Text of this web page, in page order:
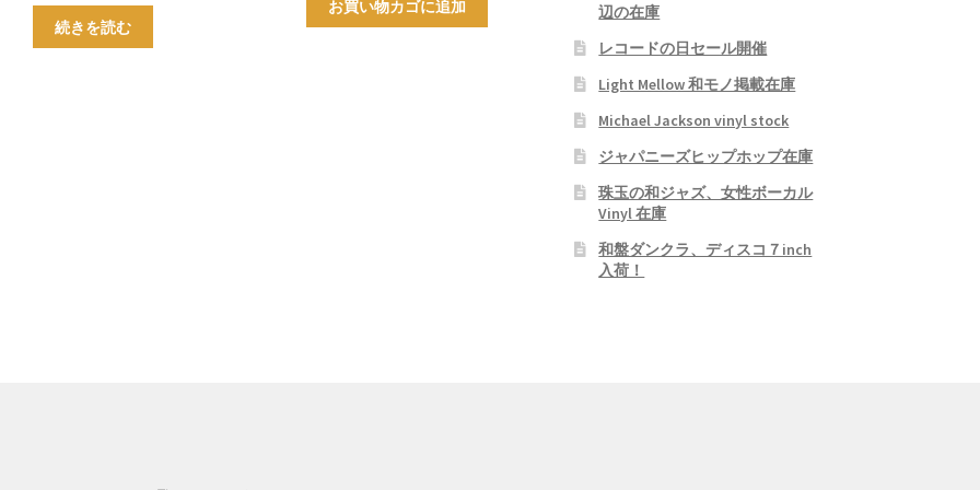
続きを読む
お買い物カゴに追加
辺の在庫
レコードの日セール開催
Light Mellow 和モノ掲載在庫
Michael Jackson vinyl stock
ジャパニーズヒップホップ在庫
珠玉の和ジャズ、女性ボーカル
Vinyl 在庫
和盤ダンクラ、ディスコ７inch
入荷！